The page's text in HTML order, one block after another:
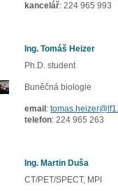
kancelář: 224 965 993
Ing. Tomáš Heizer
Ph.D. student
Buněčná biologie
email :
telefon: 224 965 263
Ing. Martin Duša
CT/PET/SPECT, MPI